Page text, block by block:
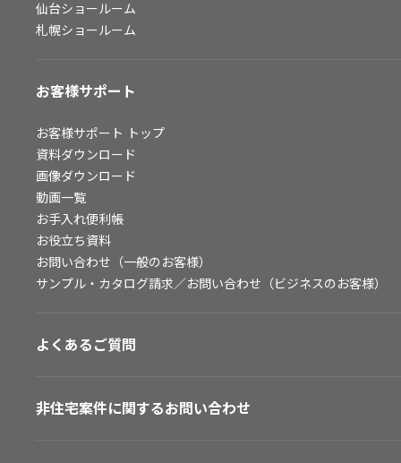
仙台ショールーム
札幌ショールーム
お客様サポート
お客様サポート トップ
資料ダウンロード
画像ダウンロード
動画一覧
お手入れ便利帳
お役立ち資料
お問い合わせ（一般のお客様）
サンプル・カタログ請求／お問い合わせ（ビジネスのお客様）
よくあるご質問
非住宅案件に関するお問い合わせ